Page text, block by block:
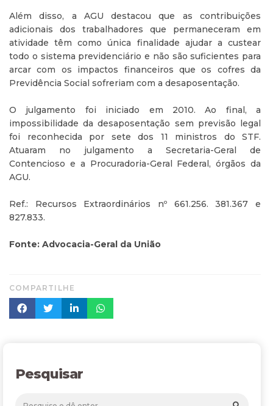
Além disso, a AGU destacou que as contribuições
adicionais dos trabalhadores que permaneceram em
atividade têm como única finalidade ajudar a custear
todo o sistema previdenciário e não são suficientes para
arcar com os impactos financeiros que os cofres da
Previdência Social sofreriam com a desaposentação.
O julgamento foi iniciado em 2010. Ao final, a
impossibilidade da desaposentação sem previsão legal
foi reconhecida por sete dos 11 ministros do STF.
Atuaram no julgamento a Secretaria-Geral de
Contencioso e a Procuradoria-Geral Federal, órgãos da
AGU.
Ref.: Recursos Extraordinários nº 661.256. 381.367 e
827.833.
Fonte: Advocacia-Geral da União
COMPARTILHE
Pesquisar